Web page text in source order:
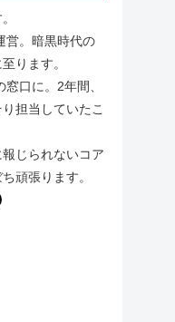
営。暗黒時代の
ります。
口に。2年間、
担当していたこ
じられないコア
頑張ります。